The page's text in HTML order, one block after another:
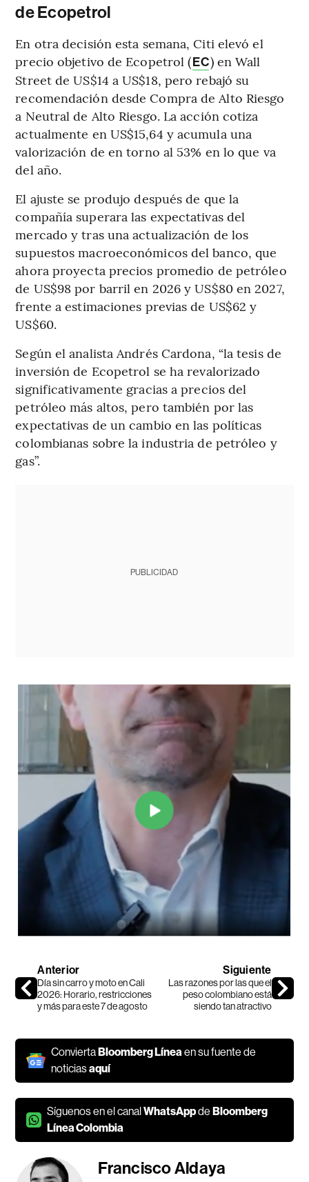
de Ecopetrol
En otra decisión esta semana, Citi elevó el
precio objetivo de Ecopetrol (EC) en Wall
Street de US$14 a US$18, pero rebajó su
recomendación desde Compra de Alto Riesgo
a Neutral de Alto Riesgo. La acción cotiza
actualmente en US$15,64 y acumula una
valorización de en torno al 53% en lo que va
del año.
El ajuste se produjo después de que la
compañía superara las expectativas del
mercado y tras una actualización de los
supuestos macroeconómicos del banco, que
ahora proyecta precios promedio de petróleo
de US$98 por barril en 2026 y US$80 en 2027,
frente a estimaciones previas de US$62 y
US$60.
Según el analista Andrés Cardona, “la tesis de
inversión de Ecopetrol se ha revalorizado
significativamente gracias a precios del
petróleo más altos, pero también por las
expectativas de un cambio en las políticas
colombianas sobre la industria de petróleo y
gas”.
PUBLICIDAD
Anterior
Día sin carro y moto en Cali
2026: Horario, restricciones
y más para este 7 de agosto
Siguiente
Las razones por las que el
peso colombiano está
siendo tan atractivo
ConviertaBloomberg Líneaen su fuente de
noticiasaquí
Síguenos en el canalWhatsAppdeBloomberg
Línea Colombia
Francisco Aldaya